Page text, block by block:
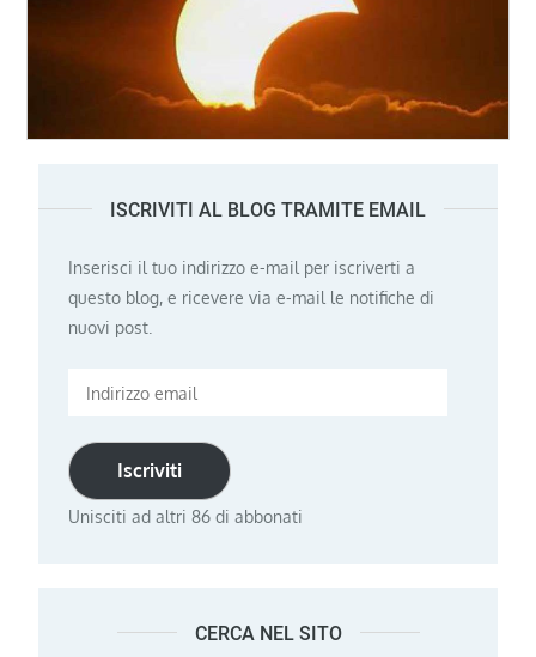
ISCRIVITI AL BLOG TRAMITE EMAIL
Inserisci il tuo indirizzo e-mail per iscriverti a
questo blog, e ricevere via e-mail le notifiche di
nuovi post.
Indirizzo
Iscriviti
Unisciti ad altri 86 di abbonati
CERCA NEL SITO